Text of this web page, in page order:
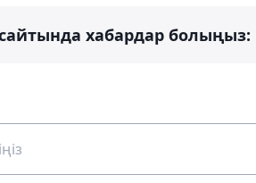
хабардар болыңыз: